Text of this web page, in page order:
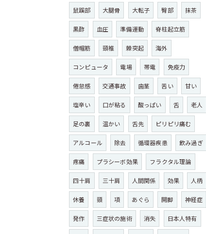
鼠蹊部 大腿骨 大転子 臀部 抹茶
黒酢 血圧 準備運動 脊柱起立筋
僧帽筋 頸椎 棘突起 海外
コンピュータ 電場 帯電 免疫力
倦怠感 交通事故 歯茎 苦い 甘い
塩辛い 口が粘る 酸っぱい 舌 老人
足の裏 温かい 舌先 ピリピリ痛む
アルコール 除去 循環器疾患 飲み過ぎ
疼痛 プラシーボ効果 フラクタル理論
四十肩 三十肩 人間関係 効果 人柄
休養 頸 項 あぐら 開脚 神経症
発作 三症状の施術 消失 日本人特有